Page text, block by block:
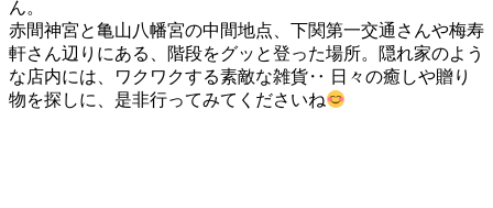
ん。
赤間神宮と亀山八幡宮の中間地点、下関第一交通さんや梅寿
軒さん辺りにある、階段をグッと登った場所。隠れ家のよう
な店内には、ワクワクする素敵な雑貨‥ 日々の癒しや贈り
物を探しに、是非行ってみてくださいね